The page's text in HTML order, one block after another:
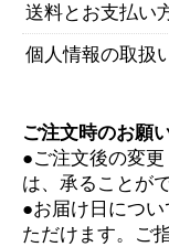
送料とお支払い
個人情報の取扱
ご注文時のお願
●ご注文後の変
は、承ることが
●お届け日につ
ただけます。ご